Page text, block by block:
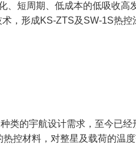
、短周期、低成本的低吸收高
，形成KS-ZTS及SW-1S热控
类的宇航设计需求，至今已经
控材料，对整星及载荷的温